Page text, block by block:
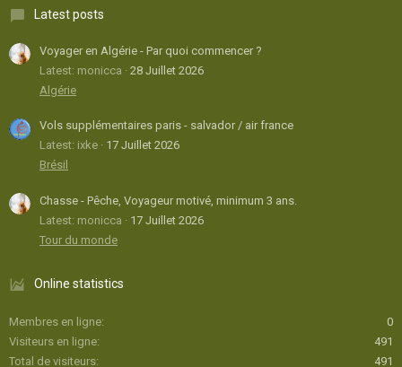
Latest posts
Voyager en Algérie - Par quoi commencer ?
Latest: monicca
28 Juillet 2026
Algérie
Vols supplémentaires paris - salvador / air france
Latest: ixke
17 Juillet 2026
Brésil
Chasse - Pêche, Voyageur motivé, minimum 3 ans.
Latest: monicca
17 Juillet 2026
Tour du monde
Online statistics
Membres en ligne
0
Visiteurs en ligne
491
Total de visiteurs
491